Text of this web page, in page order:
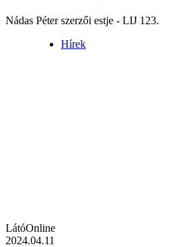
Nádas Péter szerzői estje - LIJ 123.
Hírek
LátóOnline
2024.04.11